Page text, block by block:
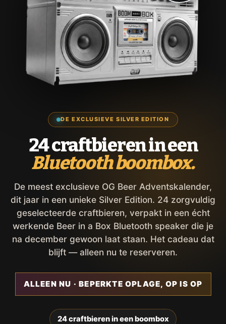
DE EXCLUSIEVE SILVER EDITION
24 craftbieren in een
Bluetooth boombox.
De meest exclusieve OG Beer Adventskalender,
dit jaar in een unieke Silver Edition. 24 zorgvuldig
geselecteerde craftbieren, verpakt in een écht
werkende Beer in a Box Bluetooth speaker die je
na december gewoon laat staan. Het cadeau dat
blijft — alleen nu te reserveren.
ALLEEN NU · BEPERKTE OPLAGE, OP IS OP
24 craftbieren in een boombox